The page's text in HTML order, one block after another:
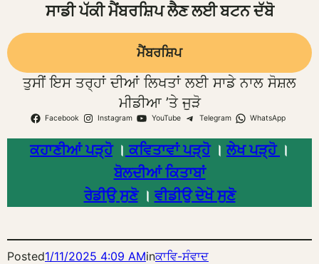
ਸਾਡੀ ਪੱਕੀ ਮੈਂਬਰਸ਼ਿਪ ਲੈਣ ਲਈ ਬਟਨ ਦੱਬੋ
ਮੈਂਬਰਸ਼ਿਪ
ਤੁਸੀਂ ਇਸ ਤਰ੍ਹਾਂ ਦੀਆਂ ਲਿਖਤਾਂ ਲਈ ਸਾਡੇ ਨਾਲ ਸੋਸ਼ਲ
ਮੀਡੀਆ ’ਤੇ ਜੁੜੋ
Facebook Instagram YouTube Telegram WhatsApp
ਕਹਾਣੀਆਂ ਪੜ੍ਹੋ। ਕਵਿਤਾਵਾਂ ਪੜ੍ਹੋ।ਲੇਖ ਪੜ੍ਹੋ ।
ਬੋਲਦੀਆਂ ਕਿਤਾਬਾਂ
ਰੇਡੀਉ ਸੁਣੋ। ਵੀਡੀਉ ਦੇਖੋ ਸੁਣੋ
Posted1/11/2025 4:09 AMinਕਾਵਿ-ਸੰਵਾਦ